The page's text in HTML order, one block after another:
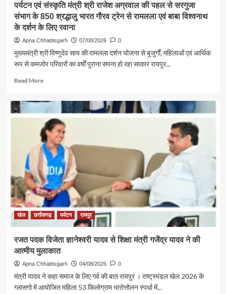
पर्यटन एवं संस्कृति मंत्री श्री राजेश अग्रवाल की पहल से सरगुजा
संभाग के 850 श्रद्धालु भारत गौरव ट्रेन से रामलला एवं बाबा विश्वनाथ
के दर्शन के लिए रवाना
Apna Chhattisgarh 07/08/2026 0
मुख्यमंत्री श्री विष्णुदेव साय की रामलला दर्शन योजना से बुजुर्गों, महिलाओं एवं आर्थिक
रूप से कमजोर परिवारों का वर्षों पुराना सपना हो रहा साकार रायपुर...
Read MoreRead
पर्यटन
एवं
संस्कृति
मंत्री
श्री
राजेश
अग्रवाल
की
पहल
से
सरगुजा
संभाग
श्रद्धालु
भारत
गौरव
ट्रेन
से
रामलला
खेल छत्तीसगढ़ पर्यटन रायपुर
रजत पदक विजेता ज्ञानेश्वरी यादव से शिक्षा मंत्री गजेंद्र यादव ने की
आत्मीय मुलाकात
Apna Chhattisgarh 04/08/2026 0
मंत्री यादव ने कहा समाज के लिए गर्व की बात रायपुर । राष्ट्रमंडल खेल 2026 के
ग्लासगो में आयोजित महिला 53 किलोग्राम भारोत्तोलन स्पर्धा में...